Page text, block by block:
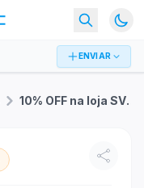
ENVIAR
10% OFF na loja SVBONY Official Store